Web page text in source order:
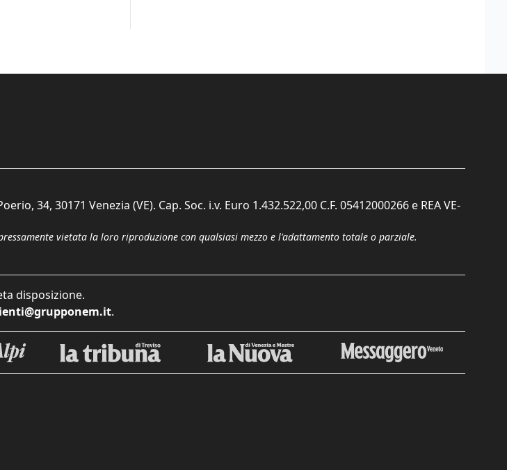
34, 30171 Venezia (VE). Cap. Soc. i.v. Euro 1.432.522,00 C.F. 05412000266 e REA VE-
vietata la loro riproduzione con qualsiasi mezzo e l'adattamento totale o parziale.
disposizione.
.